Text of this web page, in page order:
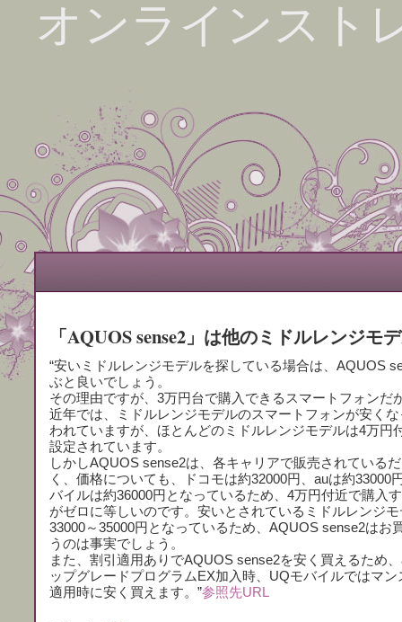
オンラインスト
「AQUOS sense2」は他のミドルレンジモ
“安いミドルレンジモデルを探している場合は、AQUOS
ぶと良いでしょう。
その理由ですが、3万円台で購入できるスマートフォンだ
近年では、ミドルレンジモデルのスマートフォンが安く
われていますが、ほとんどのミドルレンジモデルは4万円
設定されています。
しかしAQUOS sense2は、各キャリアで販売されている
く、価格についても、ドコモは約32000円、auは約33000
バイルは約36000円となっているため、4万円付近で購入
がゼロに等しいのです。安いとされているミドルレンジ
33000～35000円となっているため、AQUOS sense2はお
うのは事実でしょう。
また、割引適用ありでAQUOS sense2を安く買えるため
ップグレードプログラムEX加入時、UQモバイルではマン
適用時に安く買えます。”参照先URL